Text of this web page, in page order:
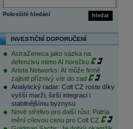
hledat
Pokročilé hledání
INVESTIČNÍ DOPORUČENÍ
AstraZeneca jako sázka na
defenzivu mimo AI horečku
Arista Networks: AI může firmě
zajistit příznivý vítr do zad
Analytický radar: Colt CZ roste díky
vyšší marži, širší integraci i
stabilnějšímu byznysu
Nové střelivo pro další růst. Patria
mění cílovou cenu pro Colt CZ